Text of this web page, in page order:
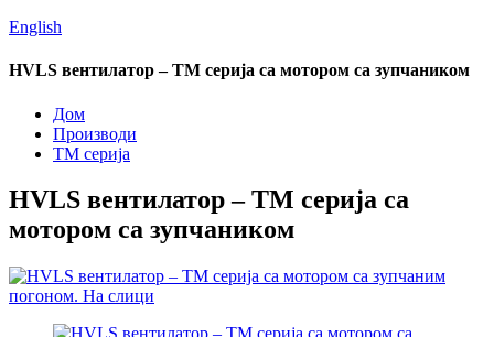
English
HVLS вентилатор – TM серија са мотором са зупчаником
Дом
Производи
ТМ серија
HVLS вентилатор – TM серија са
мотором са зупчаником